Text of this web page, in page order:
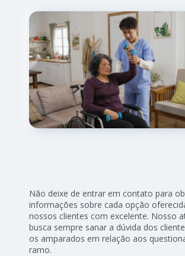
Não deixe de entrar em contato para
informações sobre cada opção
nossos clientes com excelente. Nosso
busca sempre sanar a dúvida dos
os amparados em relação aos
ramo.